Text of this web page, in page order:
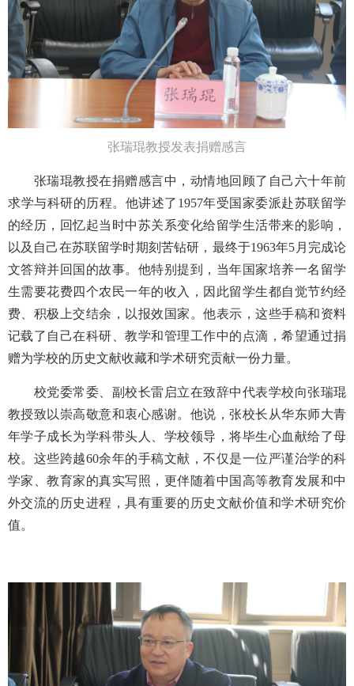
张瑞琨教授发表捐赠感言
张瑞琨教授在捐赠感言中，动情地回顾了自己六十年前
求学与科研的历程。他讲述了1957年受国家委派赴苏联留学
的经历，回忆起当时中苏关系变化给留学生活带来的影响，
以及自己在苏联留学时期刻苦钻研，最终于1963年5月完成论
文答辩并回国的故事。他特别提到，当年国家培养一名留学
生需要花费四个农民一年的收入，因此留学生都自觉节约经
费、积极上交结余，以报效国家。他表示，这些手稿和资料
记载了自己在科研、教学和管理工作中的点滴，希望通过捐
赠为学校的历史文献收藏和学术研究贡献一份力量。
校党委常委、副校长雷启立在致辞中代表学校向张瑞琨
教授致以崇高敬意和衷心感谢。他说，张校长从华东师大青
年学子成长为学科带头人、学校领导，将毕生心血献给了母
校。这些跨越60余年的手稿文献，不仅是一位严谨治学的科
学家、教育家的真实写照，更伴随着中国高等教育发展和中
外交流的历史进程，具有重要的历史文献价值和学术研究价
值。